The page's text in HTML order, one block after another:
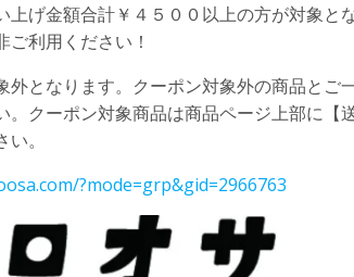
げ金額合計￥４５００以上の方が対象と
利用ください！
となります。クーポン対象外の商品とご
クーポン対象商品は商品ページ上部に【
。
?mode=grp&gid=2966763